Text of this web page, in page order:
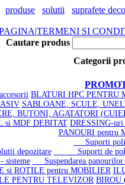
produse solutii suprafete
|TERMENI SI
Cautare produs
Categorii
BLATURI HPC
SABLOANE, SCULE,
BUTONI, AGATATORI
si MDF DEBITAT DRESSING-uri
PANOURI pentru
Suporti
depozitare
Suporti de
sisteme
Suspendarea panourilor
si ROTILE pentru MOBILIER
PENTRU TELEVIZOR BIROU